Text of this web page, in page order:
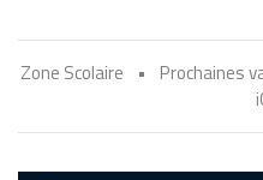
Zone Scolaire • Prochaines